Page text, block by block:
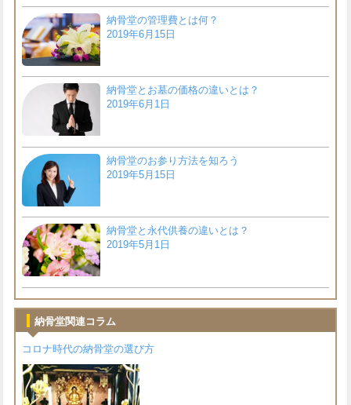
納骨堂の管理費とは何？
2019年6月15日
納骨堂とお墓の価格の違いとは？
2019年6月1日
納骨堂のお参り方法を知ろう
2019年5月15日
納骨堂と永代供養の違いとは？
2019年5月1日
納骨堂関連コラム
コロナ時代の納骨堂の選び方